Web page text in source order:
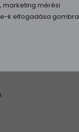
marketing mérési
k elfogadása gombra